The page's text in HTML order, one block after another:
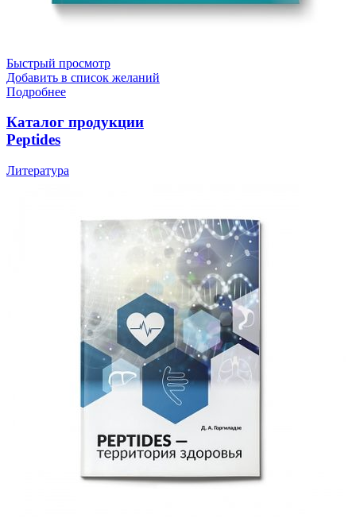
Быстрый просмотр
Добавить в список желаний
Подробнее
Каталог продукции
Peptides
Литература